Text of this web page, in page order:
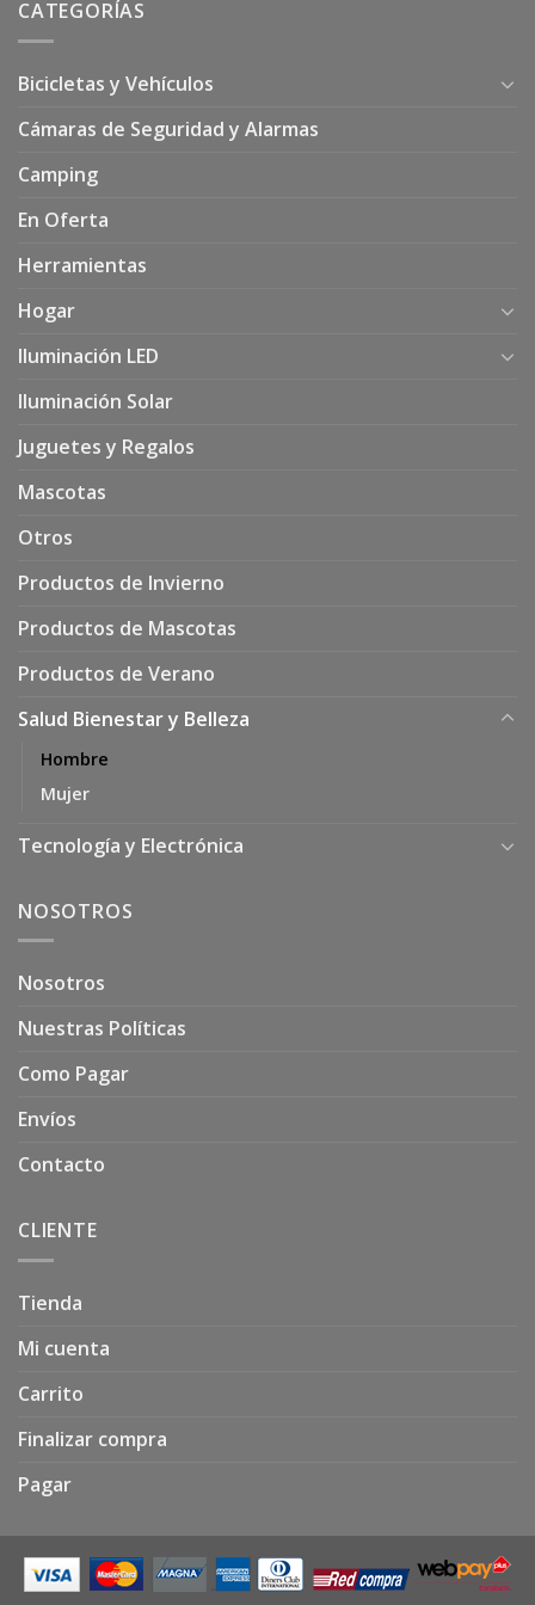
CATEGORÍAS
Bicicletas y Vehículos
Cámaras de Seguridad y Alarmas
Camping
En Oferta
Herramientas
Hogar
Iluminación LED
Iluminación Solar
Juguetes y Regalos
Mascotas
Otros
Productos de Invierno
Productos de Mascotas
Productos de Verano
Salud Bienestar y Belleza
Hombre
Mujer
Tecnología y Electrónica
NOSOTROS
Nosotros
Nuestras Políticas
Como Pagar
Envíos
Contacto
CLIENTE
Tienda
Mi cuenta
Carrito
Finalizar compra
Pagar